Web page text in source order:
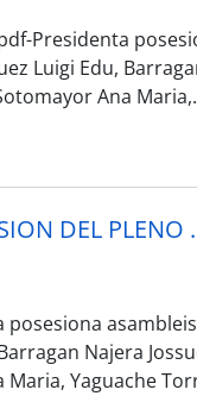
Presidenta
Luigi Edu,
Ana Maria,
007_ACTA_006-AN-2025-
posesiona
Najera
Yaguache